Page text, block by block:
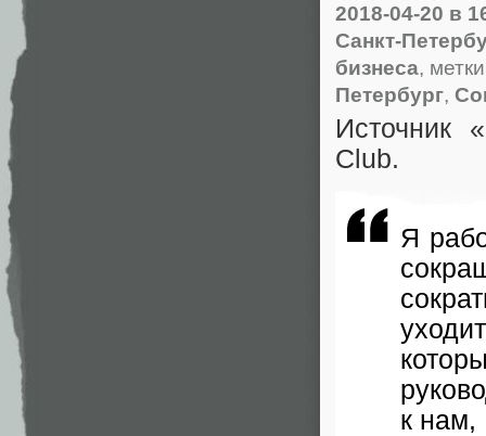
2018-04-20 в
Санкт-
бизнеса,
Петербург,
Источник «
Club.
Я
к нам,